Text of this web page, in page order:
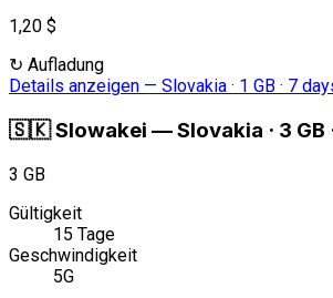
1,20 $
↻ Aufladung
Details anzeigen — Slovakia · 1 GB · 7
🇸🇰Slowakei —Slovakia · 3 GB
3 GB
Gültigkeit
15 Tage
Geschwindigkeit
5G